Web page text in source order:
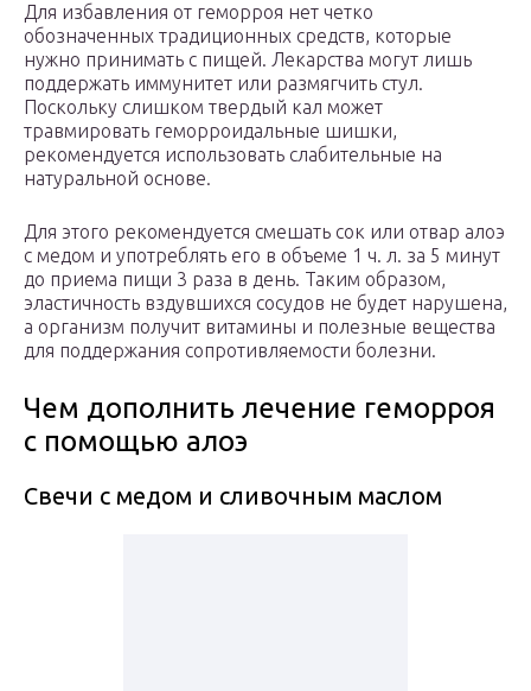
Для избавления от геморроя нет четко
обозначенных традиционных средств, которые
нужно принимать с пищей. Лекарства могут лишь
поддержать иммунитет или размягчить стул.
Поскольку слишком твердый кал может
травмировать геморроидальные шишки,
рекомендуется использовать слабительные на
натуральной основе.
Для этого рекомендуется смешать сок или отвар алоэ
с медом и употреблять его в объеме 1 ч. л. за 5 минут
до приема пищи 3 раза в день. Таким образом,
эластичность вздувшихся сосудов не будет нарушена,
а организм получит витамины и полезные вещества
для поддержания сопротивляемости болезни.
Чем дополнить лечение геморроя
с помощью алоэ
Свечи с медом и сливочным маслом